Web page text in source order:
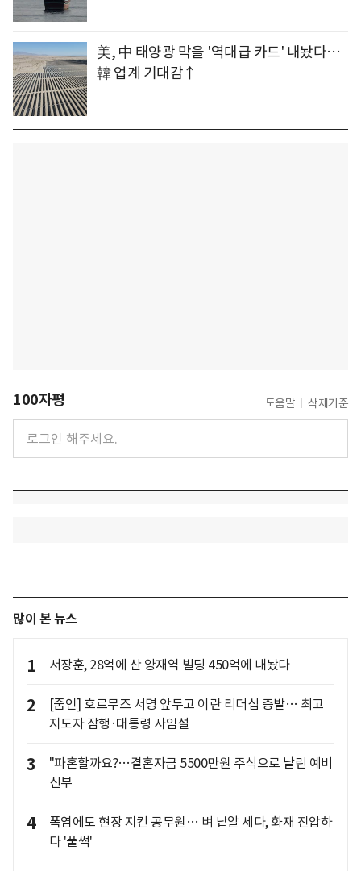
美, 中 태양광 막을 '역대급 카드' 내놨다…
韓 업계 기대감↑
100자평 도움말 삭제기준
많이 본 뉴스
1 서장훈, 28억에 산 양재역 빌딩 450억에 내놨다
2
[줌인] 호르무즈 서명 앞두고 이란 리더십 증발… 최고
지도자 잠행·대통령 사임설
3
"파혼할까요?…결혼자금 5500만원 주식으로 날린 예비
신부
4
폭염에도 현장 지킨 공무원… 벼 낱알 세다, 화재 진압하
다 '풀썩'